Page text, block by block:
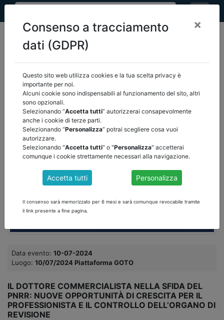
home eventi/torna indietro
EVENTI
Data evento: 10-07-2024
Luogo: 10/07/2024 Piattaforma GOTO
IL DOTTORE COMMERCIALISTA NELLA SFIDA DEL
PNRR: NUOVE OPPORTUNITÀ DI CRESCITA PER IL
PROFESSIONISTA E IL CONTROLLO DELL’ORGANO DI
REVISIONE
Consenso a tracciamento
dati (GDPR)
×
Questo sito web utilizza cookies e la tua scelta privacy è
importante per noi.
Alcuni cookie sono indispensabili al funzionamento del sito, altri
sono opzionali.
Selezionando “Accetta tutti” autorizzerai consapevolmente
anche i cookie di terze parti.
Selezionando “Personalizza” potrai scegliere cosa vuoi
autorizzare.
Selezionando "Accetta tutti" o "Personalizza" accetterai
comunque i cookie strettamente necessari alla navigazione.
Accetta tutti Personalizza
Il consenso sarà memorizzato per 6 mesi e sarà comunque revocabile tramite
il link presente a fine pagina.